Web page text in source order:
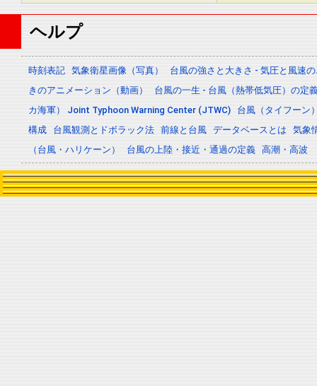
ヘルプ
時刻表記 気象衛星画像（写真）
台風の強さと大きさ - 気圧と風速
きのアニメーション（動画）
台風の一生 - 台風（熱帯低気圧）の定
カ海軍） Joint Typhoon Warning Center (JTWC)
台風（タイフーン
構成
台風観測とドボラック法 前線と台風 データベースとは
気象
（台風・ハリケーン）
台風の上陸・接近・通過の定義 高潮・高波